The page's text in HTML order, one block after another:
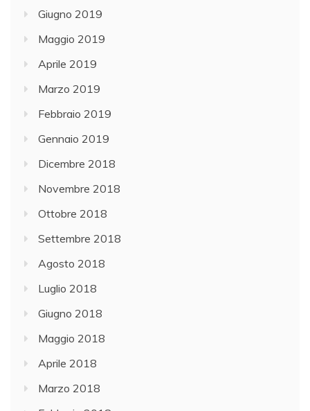
Giugno 2019
Maggio 2019
Aprile 2019
Marzo 2019
Febbraio 2019
Gennaio 2019
Dicembre 2018
Novembre 2018
Ottobre 2018
Settembre 2018
Agosto 2018
Luglio 2018
Giugno 2018
Maggio 2018
Aprile 2018
Marzo 2018